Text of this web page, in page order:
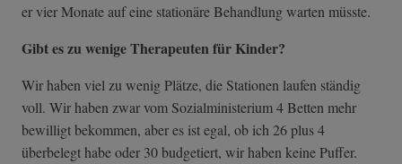
er vier Monate auf eine stationäre Behandlung warten müsste.
Gibt es zu wenige Therapeuten für Kinder?
Wir haben viel zu wenig Plätze, die Stationen laufen ständig
voll. Wir haben zwar vom Sozialministerium 4 Betten mehr
bewilligt bekommen, aber es ist egal, ob ich 26 plus 4
überbelegt habe oder 30 budgetiert, wir haben keine Puffer.